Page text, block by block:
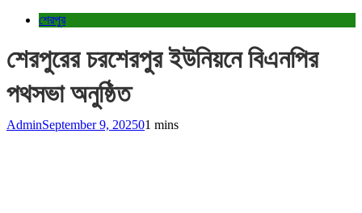
শেরপুর
শেরপুরের চরশেরপুর ইউনিয়নে বিএনপির
পথসভা অনুষ্ঠিত
AdminSeptember 9, 202501 mins